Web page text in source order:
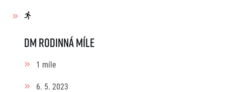
dm rodinná míle
1 míle
6. 5. 2023